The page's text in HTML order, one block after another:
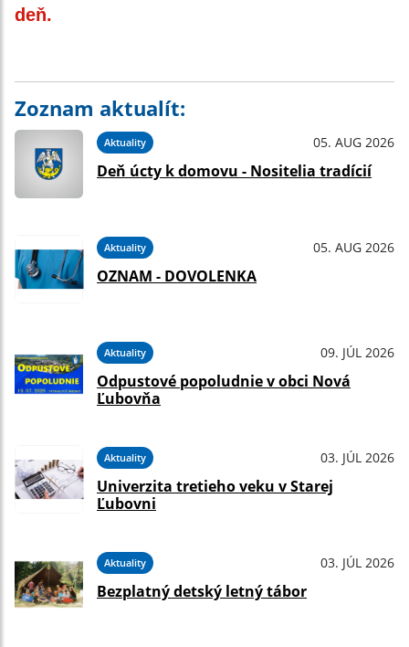
deň.
Zoznam aktualít:
Aktuality 05. AUG 2026
Deň úcty k domovu - Nositelia tradícií
Aktuality 05. AUG 2026
OZNAM - DOVOLENKA
Aktuality 09. JÚL 2026
Odpustové popoludnie v obci Nová
Ľubovňa
Aktuality 03. JÚL 2026
Univerzita tretieho veku v Starej
Ľubovni
Aktuality 03. JÚL 2026
Bezplatný detský letný tábor